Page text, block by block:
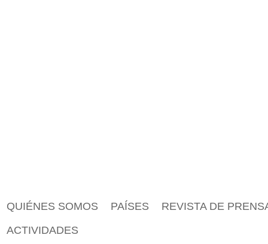
QUIÉNES SOMOS PAÍSES REVISTA DE
ACTIVIDADES